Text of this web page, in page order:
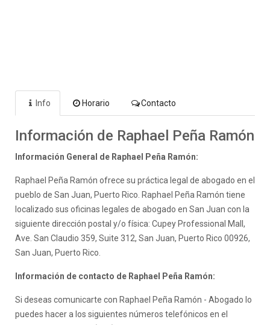
Info Horario Contacto
Información de Raphael Peña Ramón
Información General de Raphael Peña Ramón:
Raphael Peña Ramón ofrece su práctica legal de abogado en el
pueblo de San Juan, Puerto Rico. Raphael Peña Ramón tiene
localizado sus oficinas legales de abogado en San Juan con la
siguiente dirección postal y/o física: Cupey Professional Mall,
Ave. San Claudio 359, Suite 312, San Juan, Puerto Rico 00926,
San Juan, Puerto Rico.
Información de contacto de Raphael Peña Ramón:
Si deseas comunicarte con Raphael Peña Ramón - Abogado lo
puedes hacer a los siguientes números telefónicos en el